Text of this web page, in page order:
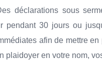
déclarations sous
pendant 30 jours ou
afin de mettre
plaidoyer en votre nom,